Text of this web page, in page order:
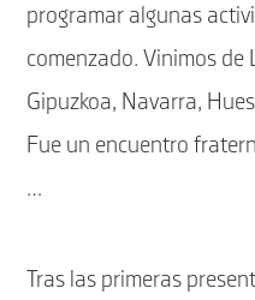
programar algunas
comenzado. Vinimos de
Gipuzkoa, Navarra,
Fue un encuentro
…
Tras las primeras